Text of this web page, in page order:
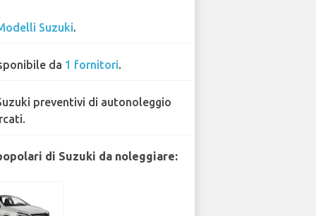
Suzuki.
da 1 fornitori.
preventivi di autonoleggio
di Suzuki da noleggiare: